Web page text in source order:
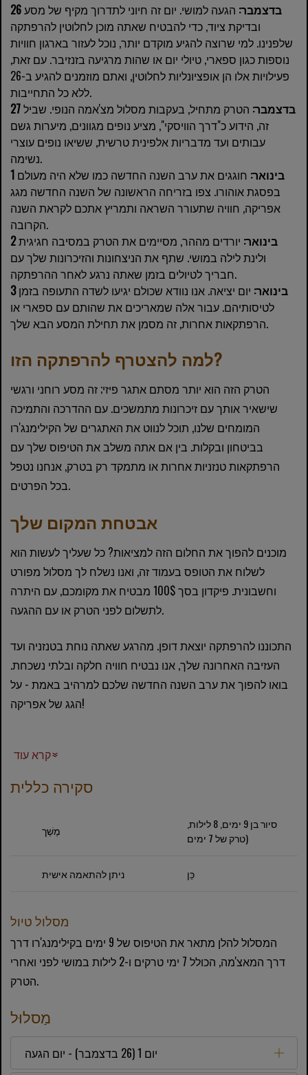
26 בדצמבר: הגעה למושי. יום זה חיוני לתדרוך מקיף של מסע
ובדיקת ציוד, כדי להבטיח שאתה מוכן לחלוטין להרפתקה
שלפנינו. למי שרוצה להגיע מוקדם יותר, נוכל לעזור בארגון חוויות
נוספות כגון ספארי, טיולי יום או שהות מרגיעה בזנזיבר. עם זאת,
פעילויות אלו הן אופציונליות לחלוטין, ואתם מוזמנים להגיע ב-26
ללא כל התחייבות.
27 בדצמבר: הטרק מתחיל, בעקבות מסלול מצ'אמה הנופי. שביל
זה, הידוע כ"דרך הוויסקי", מציע נופים מגוונים, מיערות גשם
עבותים ועד מדבריות אלפינית טרשית, ששיאו נופים עוצרי
נשימה.
1 בינואר: חוגגים את ערב השנה החדשה כמו שלא היה מעולם
בפסגת אוהורו. צפו בזריחה הראשונה של השנה החדשה מגג
אפריקה, חוויה שתעורר השראה ותמריץ אתכם לקראת השנה
הקרובה.
2 בינואר: יורדים מההר, מסיימים את הטרק במסיבה חגיגית
ולינת לילה במושי. שתף את הניצחונות והזיכרונות שלך עם
חבריך לטיולים בזמן שאתה נרגע לאחר ההרפתקה.
3 בינואר: יום יציאה. אנו נוודא שכולם יגיעו לשדה התעופה בזמן
לטיסותיהם. עבור אלה שמאריכים את שהותם עם ספארי או
הרפתקאות אחרות, זה מסמן את תחילת המסע הבא שלך.
למה להצטרף להרפתקה הזו?
הטרק הזה הוא יותר מסתם אתגר פיזי; זה מסע רוחני ורגשי
שישאיר אותך עם זיכרונות מתמשכים. עם ההדרכה והתמיכה
המומחים שלנו, תוכל לנווט את האתגרים של הקילימנג'רו
בביטחון ובקלות. בין אם אתה משלב את הטיפוס שלך עם
הרפתקאות טנזניות אחרות או מתמקד רק בטרק, אנחנו נטפל
בכל הפרטים.
אבטחת המקום שלך
מוכנים להפוך את החלום הזה למציאות? כל שעליך לעשות הוא
לשלוח את הטופס בעמוד זה, ואנו נשלח לך מסלול מפורט
וחשבונית. פיקדון בסך 100$ מבטיח את מקומכם, עם היתרה
לתשלום לפני הטרק או עם ההגעה.
התכוננו להרפתקה יוצאת דופן. מהרגע שאתה נוחת בטנזניה ועד
העזיבה האחרונה שלך, אנו נבטיח חוויה חלקה ובלתי נשכחת.
בואו להפוך את ערב השנה החדשה שלכם למרהיב באמת - על
הגג של אפריקה!
קרא עוד
סקירה כללית
מֶשֶׁך
סיור בן 9 ימים, 8 לילות,
(טרק של 7 ימים
ניתן להתאמה אישית כֵּן
מסלול טיול
המסלול להלן מתאר את הטיפוס של 9 ימים בקילימנג'רו דרך
דרך המאצ'מה, הכולל 7 ימי טרקים ו-2 לילות במושי לפני ואחרי
הטרק.
מַסלוּל
יום 1 (26 בדצמבר) - יום הגעה